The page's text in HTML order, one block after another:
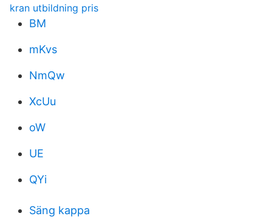
kran utbildning pris
BM
mKvs
NmQw
XcUu
oW
UE
QYi
Säng kappa